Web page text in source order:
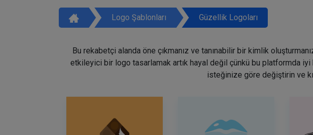
Logo Şablonları Güzellik Logoları
Bu rekabetçi alanda öne çıkmanız ve tanınabilir bir kimlik
etkileyici bir logo tasarlamak artık hayal değil çünkü bu platformda
isteğinize göre değiştirin ve